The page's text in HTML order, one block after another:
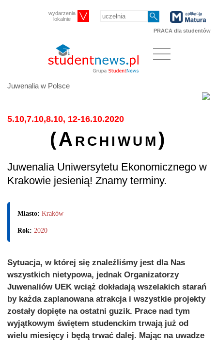
wydarzenia
lokalnie
PRACA dla studentów
Juwenalia w Polsce
5.10,7.10,8.10, 12-16.10.2020
(Archiwum)
Juwenalia Uniwersytetu Ekonomicznego w
Krakowie jesienią! Znamy terminy.
Miasto: Kraków
Rok: 2020
Sytuacja, w której się znaleźliśmy jest dla Nas
wszystkich nietypowa, jednak Organizatorzy
Juwenaliów UEK wciąż dokładają wszelakich starań
by każda zaplanowana atrakcja i wszystkie projekty
zostały dopięte na ostatni guzik. Prace nad tym
wyjątkowym świętem studenckim trwają już od
wielu miesięcy i będą trwać dalej. Mając na uwadze